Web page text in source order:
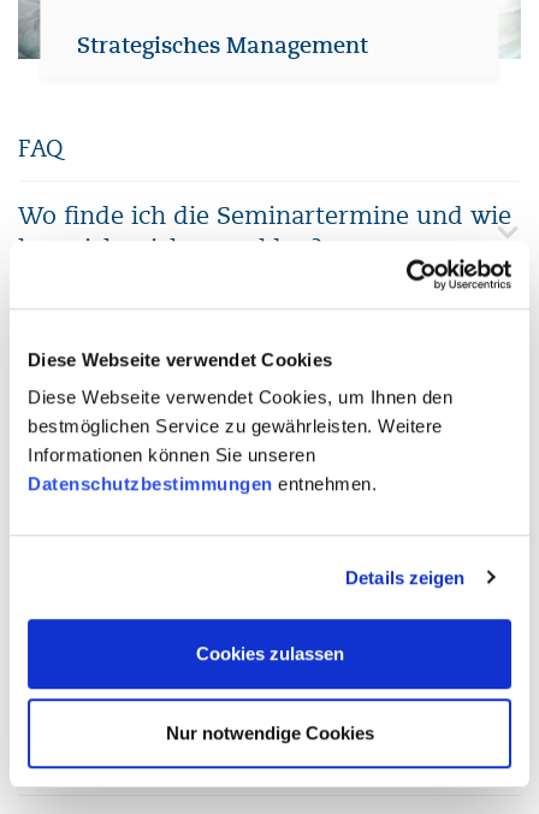
Diese Webseite verwendet Cookies
Diese Webseite verwendet Cookies, um Ihnen den
bestmöglichen Service zu gewährleisten. Weitere
Informationen können Sie unseren
Datenschutzbestimmungen entnehmen.
Details zeigen
Cookies zulassen
Nur notwendige Cookies
Strategisches Management
FAQ
Wo finde ich die Seminartermine und wie
kann ich mich anmelden?
Was kostet ein Seminar?
Welches Seminar besuche ich in meiner
Situation am besten? Wie finde ich das für
mich geeignete Seminar?
Seminar oder SQS-Live-Webinar?
Gibt es noch freie Plätze bei meinem
Wunschseminar?
Erhalte ich Seminarunterlagen?